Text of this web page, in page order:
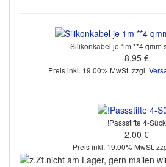
Silikonkabel je 1m **4 qmm
8.95 €
Preis inkl. 19.00% MwSt. zzgl.
!Passstifte 4-Sück
2.00 €
Preis inkl. 19.00% MwSt.